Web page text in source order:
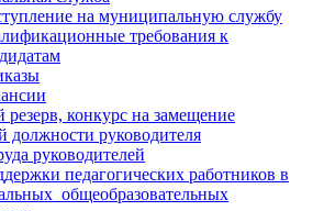
на муниципальную службу
требования к
конкурс на замещение
должности руководителя
руководителей
педагогических работников в
общеобразовательных